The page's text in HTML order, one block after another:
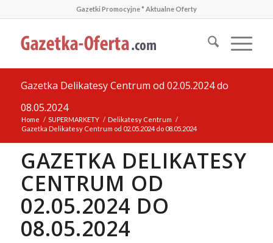
Gazetki Promocyjne * Aktualne Oferty
Gazetka Delikatesy Centrum od 02.05.2024 do
08.05.2024
Home / SUPERMARKETY / Delikatesy Centrum /
Gazetka Delikatesy Centrum od 02.05.2024 do 08.05.2024
GAZETKA DELIKATESY
CENTRUM OD
02.05.2024 DO
08.05.2024